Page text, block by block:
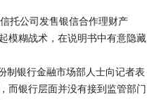
托公司发售银信合作理财产
模糊战术，在说明书中有意隐藏
银行金融市场部人士向记者表
而银行层面并没有接到监管部门